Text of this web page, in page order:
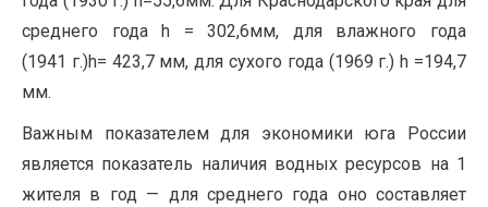
среднего года h = 302,6мм, для влажного года
(1941 г.)h= 423,7 мм, для сухого года (1969 г.) h =194,7
мм.
Важным показателем для экономики юга России
является показатель наличия водных ресурсов на 1
жителя в год — для среднего года оно составляет